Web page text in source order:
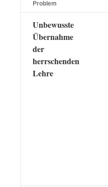
Problem
Unbewusste
Übernahme
der
herrschenden
Lehre